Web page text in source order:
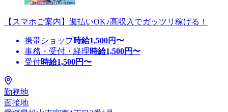
【スマホご案内】週払いOK♪高収入でガッツリ稼げる！
携帯ショップ時給1,500円〜
事務・受付・経理時給1,500円〜
受付時給1,500円〜
勤務地
面接地